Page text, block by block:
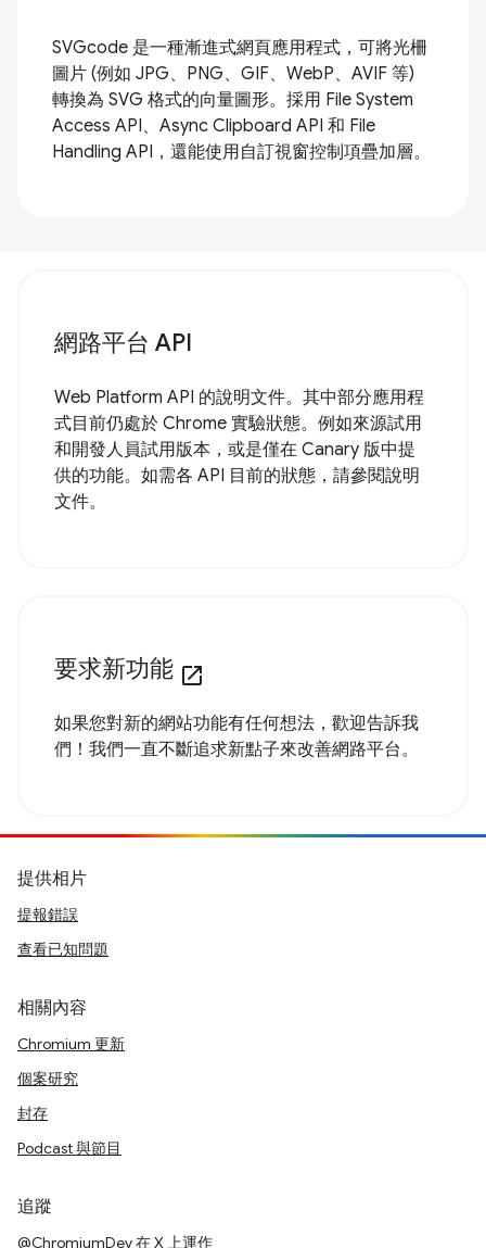
SVGcode 是一種漸進式網頁應用程式，可將光柵
圖片 (例如 JPG、PNG、GIF、WebP、AVIF 等)
轉換為 SVG 格式的向量圖形。採用 File System
Access API、Async Clipboard API 和 File
Handling API，還能使用自訂視窗控制項疊加層。
網路平台 API
Web Platform API 的說明文件。其中部分應用程
式目前仍處於 Chrome 實驗狀態。例如來源試用
和開發人員試用版本，或是僅在 Canary 版中提
供的功能。如需各 API 目前的狀態，請參閱說明
文件。
要求新功能 open_in_new
如果您對新的網站功能有任何想法，歡迎告訴我
們！我們一直不斷追求新點子來改善網路平台。
提供相片
提報錯誤
查看已知問題
相關內容
Chromium 更新
個案研究
封存
Podcast 與節目
追蹤
@ChromiumDev 在 X 上運作